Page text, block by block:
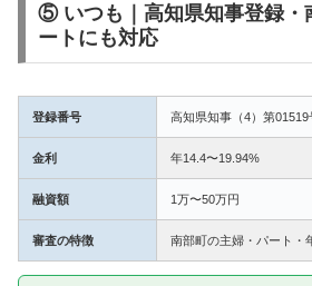
⑤ いつも｜高知県知事登録・
ートにも対応
登録番号 高知県知事（4）第01519
金利 年14.4〜19.94%
融資額 1万〜50万円
審査の特徴 南部町の主婦・パート・